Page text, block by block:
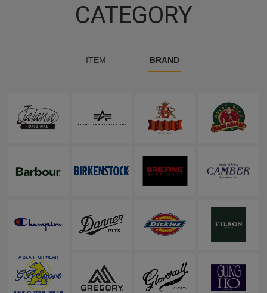
CATEGORY
ITEM BRAND